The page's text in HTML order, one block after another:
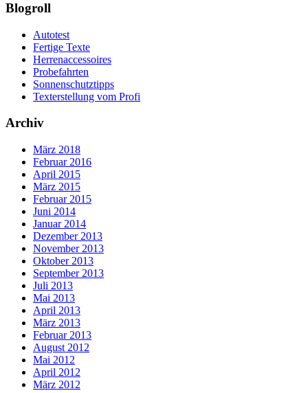
Blogroll
Autotest
Fertige Texte
Herrenaccessoires
Probefahrten
Sonnenschutztipps
Texterstellung vom Profi
Archiv
März 2018
Februar 2016
April 2015
März 2015
Februar 2015
Juni 2014
Januar 2014
Dezember 2013
November 2013
Oktober 2013
September 2013
Juli 2013
Mai 2013
April 2013
März 2013
Februar 2013
August 2012
Mai 2012
April 2012
März 2012